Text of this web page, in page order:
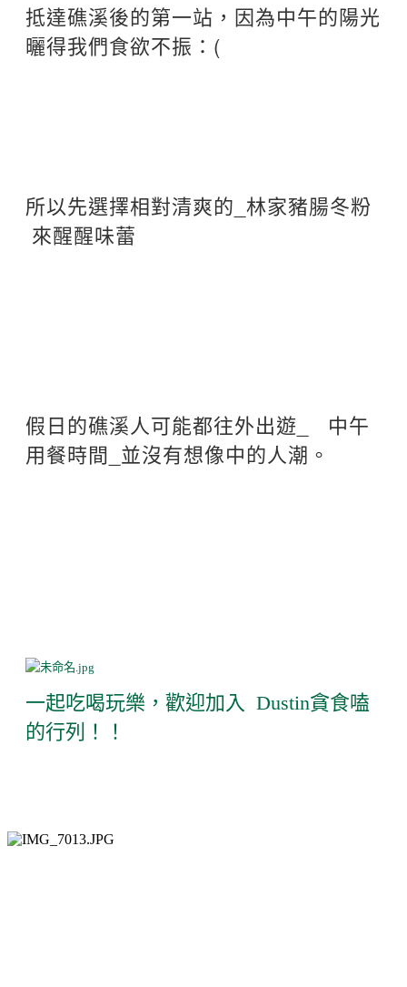
抵達礁溪後的第一站，因為中午的陽光
曬得我們食欲不振：(
所以先選擇相對清爽的_林家豬腸冬粉
來醒醒味蕾
假日的礁溪人可能都往外出遊_ 中午
用餐時間_並沒有想像中的人潮。
一起吃喝玩樂，歡迎加入 Dustin貪食嗑
的行列！！